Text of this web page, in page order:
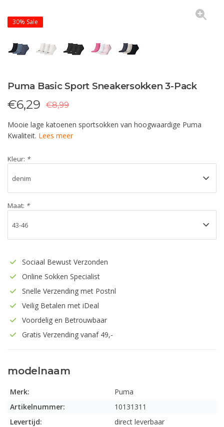
30% Sale
Puma Basic Sport Sneakersokken 3-Pack
€6,29 €8,99
Mooie lage katoenen sportsokken van hoogwaardige Puma
Kwaliteit. Lees meer
Kleur: *
Maat: *
Sociaal Bewust Verzonden
Online Sokken Specialist
Snelle Verzending met Postnl
Veilig Betalen met iDeal
Voordelig en Betrouwbaar
Gratis Verzending vanaf 49,-
modelnaam
Merk:
Puma
Artikelnummer:
10131311
Levertijd:
direct leverbaar